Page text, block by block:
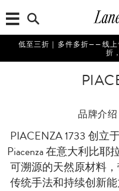
低至三折｜多件多折——线
折
品牌介
PIACENZA 1733 创立
Piacenza 在意大利比
可溯源的天然原材料
传统手法和持续创新